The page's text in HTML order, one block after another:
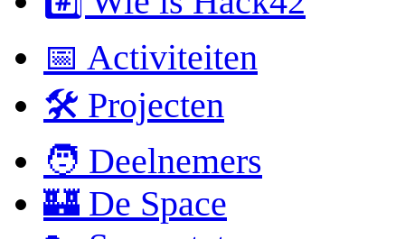
📅 Activiteiten
🛠 Projecten
🧑 Deelnemers
🏰 De Space